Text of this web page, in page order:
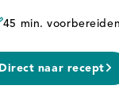
45 min. voorbereiden
Direct naar recept